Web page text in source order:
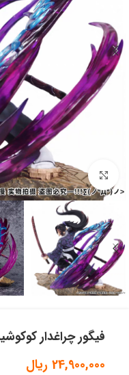
بزرگنمایی تصویر
فیگور چراغدار
24,900,000 ریال